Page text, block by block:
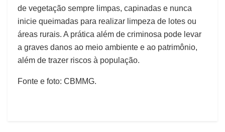
de vegetação sempre limpas, capinadas e nunca
inicie queimadas para realizar limpeza de lotes ou
áreas rurais. A prática além de criminosa pode levar
a graves danos ao meio ambiente e ao patrimônio,
além de trazer riscos à população.
Fonte e foto: CBMMG.